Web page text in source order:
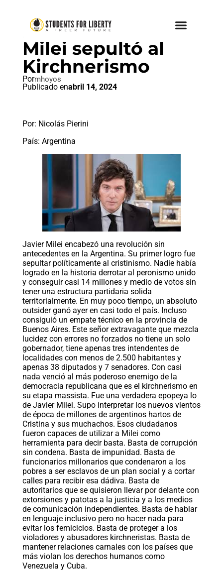
POPULISMO
Milei sepultó al
Kirchnerismo
Pormhoyos
Publicado enabril 14, 2024
Por: Nicolás Pierini
País: Argentina
Javier Milei encabezó una revolución sin
antecedentes en la Argentina. Su primer logro fue
sepultar políticamente al cristinismo. Nadie había
logrado en la historia derrotar al peronismo unido
y conseguir casi 14 millones y medio de votos sin
tener una estructura partidaria solida
territorialmente. En muy poco tiempo, un absoluto
outsider ganó ayer en casi todo el país. Incluso
consiguió un empate técnico en la provincia de
Buenos Aires. Este señor extravagante que mezcla
lucidez con errores no forzados no tiene un solo
gobernador, tiene apenas tres intendentes de
localidades con menos de 2.500 habitantes y
apenas 38 diputados y 7 senadores. Con casi
nada venció al más poderoso enemigo de la
democracia republicana que es el kirchnerismo en
su etapa massista. Fue una verdadera epopeya lo
de Javier Milei. Supo interpretar los nuevos vientos
de época de millones de argentinos hartos de
Cristina y sus muchachos. Esos ciudadanos
fueron capaces de utilizar a Milei como
herramienta para decir basta. Basta de corrupción
sin condena. Basta de impunidad. Basta de
funcionarios millonarios que condenaron a los
pobres a ser esclavos de un plan social y a cortar
calles para recibir esa dádiva. Basta de
autoritarios que se quisieron llevar por delante con
extorsiones y patotas a la justicia y a los medios
de comunicación independientes. Basta de hablar
en lenguaje inclusivo pero no hacer nada para
evitar los femicicios. Basta de proteger a los
violadores y abusadores kirchneristas. Basta de
mantener relaciones carnales con los países que
más violan los derechos humanos como
Venezuela y Cuba.